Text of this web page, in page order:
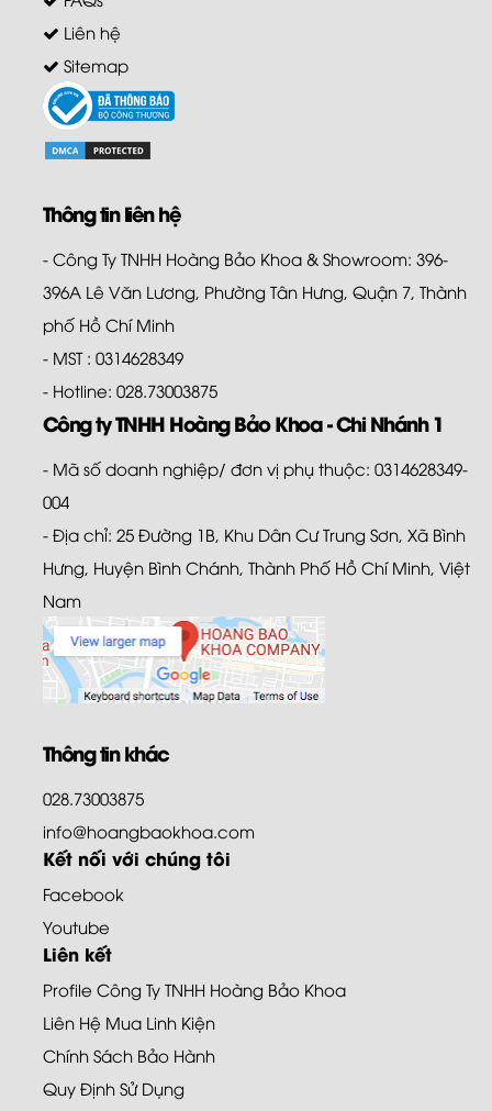
Liên hệ
Sitemap
Thông tin liên hệ
- Công Ty TNHH Hoàng Bảo Khoa & Showroom: 396-
396A Lê Văn Lương, Phường Tân Hưng, Quận 7, Thành
phố Hồ Chí Minh
- MST : 0314628349
- Hotline: 028.73003875
Công ty TNHH Hoàng Bảo Khoa - Chi Nhánh 1
- Mã số doanh nghiệp/ đơn vị phụ thuộc: 0314628349-
004
- Địa chỉ: 25 Đường 1B, Khu Dân Cư Trung Sơn, Xã Bình
Hưng, Huyện Bình Chánh, Thành Phố Hồ Chí Minh, Việt
Nam
Thông tin khác
028.73003875
info@hoangbaokhoa.com
Kết nối với chúng tôi
Facebook
Youtube
Liên kết
Profile Công Ty TNHH Hoàng Bảo Khoa
Liên Hệ Mua Linh Kiện
Chính Sách Bảo Hành
Quy Định Sử Dụng